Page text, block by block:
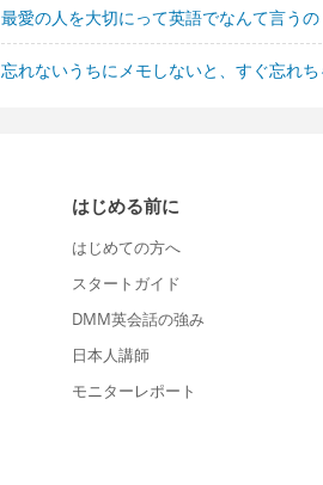
最愛の人を大切にって英語でなんて言うの
忘れないうちにメモしないと、すぐ忘れ
はじめる前に
はじめての方へ
スタートガイド
DMM英会話の強み
日本人講師
モニターレポート